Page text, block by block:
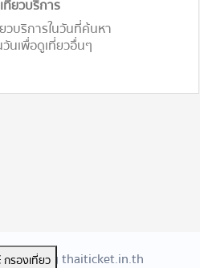
ทียวบริการ
วบริการในวันที่ค้นหา
นเพื่อดูเที่ยวอื่นๆ
กรองเที่ยวBy thaiticket.in.th